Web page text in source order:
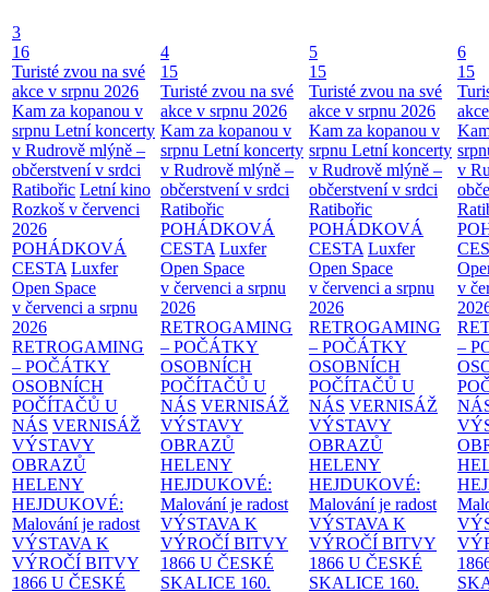
3
16
Turisté zvou na své
akce v srpnu 2026
Kam za kopanou v
srpnu Letní koncerty
v Rudrově mlýně –
občerstvení v srdci
Ratibořic Letní kino
Rozkoš v červenci
2026
POHÁDKOVÁ
CESTA Luxfer
Open Space
v červenci a srpnu
2026
RETROGAMING
– POČÁTKY
OSOBNÍCH
POČÍTAČŮ U
NÁS VERNISÁŽ
VÝSTAVY
OBRAZŮ
HELENY
HEJDUKOVÉ:
Malování je radost
VÝSTAVA K
VÝROČÍ BITVY
1866 U ČESKÉ
4
15
Turisté zvou na své
akce v srpnu 2026
Kam za kopanou v
srpnu Letní koncerty
v Rudrově mlýně –
občerstvení v srdci
Ratibořic
POHÁDKOVÁ
CESTA Luxfer
Open Space
v červenci a srpnu
2026
RETROGAMING
– POČÁTKY
OSOBNÍCH
POČÍTAČŮ U
NÁS VERNISÁŽ
VÝSTAVY
OBRAZŮ
HELENY
HEJDUKOVÉ:
Malování je radost
VÝSTAVA K
VÝROČÍ BITVY
1866 U ČESKÉ
SKALICE 160.
5
15
Turisté zvou na své
akce v srpnu 2026
Kam za kopanou v
srpnu Letní koncerty
v Rudrově mlýně –
občerstvení v srdci
Ratibořic
POHÁDKOVÁ
CESTA Luxfer
Open Space
v červenci a srpnu
2026
RETROGAMING
– POČÁTKY
OSOBNÍCH
POČÍTAČŮ U
NÁS VERNISÁŽ
VÝSTAVY
OBRAZŮ
HELENY
HEJDUKOVÉ:
Malování je radost
VÝSTAVA K
VÝROČÍ BITVY
1866 U ČESKÉ
SKALICE 160.
6
15
v
v
–